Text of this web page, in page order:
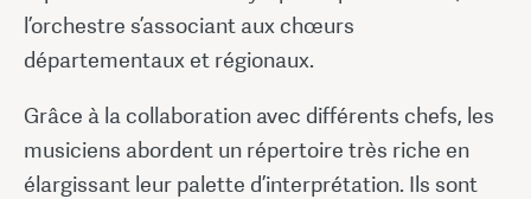
l’orchestre s’associant aux chœurs
départementaux et régionaux.
Grâce à la collaboration avec différents chefs, les
musiciens abordent un répertoire très riche en
élargissant leur palette d’interprétation. Ils sont